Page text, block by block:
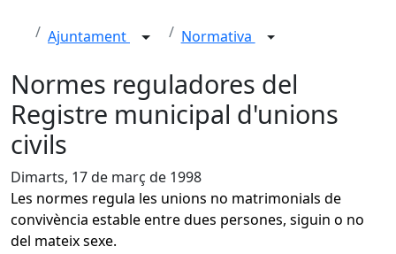
Ajuntament Normativa
Normes reguladores del
Registre municipal d'unions
civils
Dimarts, 17 de març de 1998
Les normes regula les unions no matrimonials de
convivència estable entre dues persones, siguin o no
del mateix sexe.